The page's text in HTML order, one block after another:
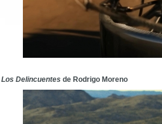
Los Delincuentes de Rodrigo Moreno